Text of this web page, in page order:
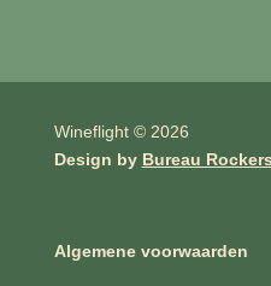
Wineflight © 2026
Design by Bureau Rockers
Algemene voorwaarden